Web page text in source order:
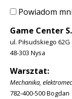
Powiadom
Game Center
ul. Piłsudskiego 62G
48-303 Nysa
Warsztat:
Mechanika,
782-400-500 Bogdan